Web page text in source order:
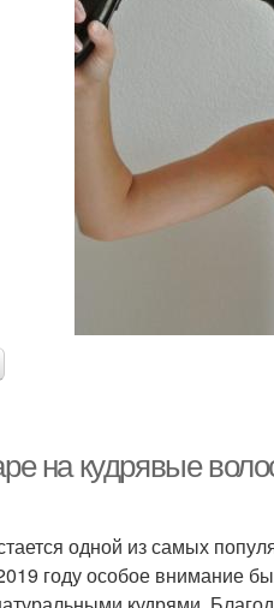
на кудрявые
одной из самых
году особое внимание